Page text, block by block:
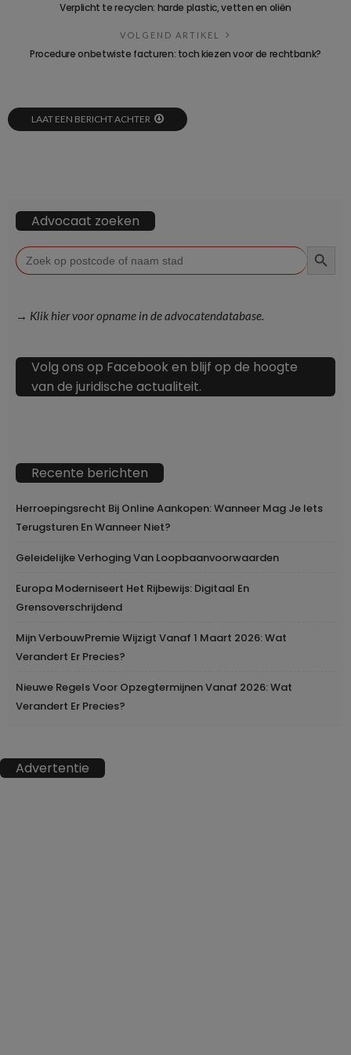
Verplicht te recyclen: harde plastic, vetten en oliën
VOLGEND ARTIKEL
Procedure onbetwiste facturen: toch kiezen voor de rechtbank?
LAAT EEN BERICHT ACHTER
Advocaat zoeken
Zoek
naar:
→ Klik hier voor opname in de advocatendatabase.
Volg ons op Facebook en blijf op de hoogte
van de juridische actualiteit.
Recente berichten
Herroepingsrecht Bij Online Aankopen: Wanneer Mag Je Iets
Terugsturen En Wanneer Niet?
Geleidelijke Verhoging Van Loopbaanvoorwaarden
Europa Moderniseert Het Rijbewijs: Digitaal En
Grensoverschrijdend
Mijn VerbouwPremie Wijzigt Vanaf 1 Maart 2026: Wat
Verandert Er Precies?
Nieuwe Regels Voor Opzegtermijnen Vanaf 2026: Wat
Verandert Er Precies?
Advertentie